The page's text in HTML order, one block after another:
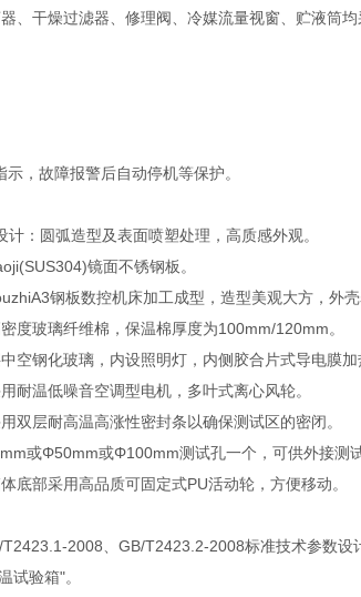
、干燥过滤器、修理阀、冷媒流量视窗、贮液筒均
，故障报警后自动停机等保护。
计：圆弧造型及表面喷塑处理，高质感外观。
镜面不锈钢板。
钢板数控机床加工成型，造型美观大方，外
度玻璃纤维棉，保温棉厚度为100mm/120mm。
空钢化玻璃，内设照明灯，内侧胶合片式导电膜加
耐温低噪音空调型电机，多叶式离心风轮。
双层耐高温高涨性密封条以确保测试区的密闭。
或Φ50mm或Φ100mm测试孔一个，可供外接测
底部采用高品质可固定式PU活动轮，方便移动。
2008、GB/T2423.2-2008标准技术参数
试验箱"。